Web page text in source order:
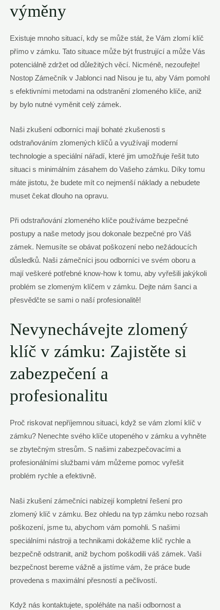
výměny
Existuje mnoho situací, kdy se může stát, že Vám zlomí klíč
přímo v zámku. Tato situace může být frustrující a může Vás
potenciálně zdržet od důležitých věcí. Nicméně, nezoufejte!
Nostop Zámečník v Jablonci nad Nisou je tu, aby Vám pomohl
s efektivními metodami na odstranění zlomeného klíče, aniž
by bylo nutné vyměnit celý zámek.
Naši zkušení odborníci mají bohaté zkušenosti s
odstraňováním zlomených klíčů a využívají moderní
technologie a speciální nářadí, které jim umožňuje řešit tuto
situaci s minimálním zásahem do Vašeho zámku. Díky tomu
máte jistotu, že budete mít co nejmenší náklady a nebudete
muset čekat dlouho na opravu.
Při odstraňování zlomeného klíče používáme bezpečné
postupy a naše metody jsou dokonale bezpečné pro Váš
zámek. Nemusíte se obávat poškození nebo nežádoucích
důsledků. Naši zámečníci jsou odborníci ve svém oboru a
mají veškeré potřebné know-how k tomu, aby vyřešili jakýkoli
problém se zlomeným klíčem v zámku. Dejte nám šanci a
přesvědčte se sami o naší profesionalitě!
Nevynechávejte zlomený
klíč v zámku: Zajistěte si
zabezpečení a
profesionalitu
Proč riskovat nepříjemnou situaci, když se vám zlomí klíč v
zámku? Nenechte svého klíče utopeného v zámku a vyhněte
se zbytečným stresům. S našimi zabezpečovacími a
profesionálními službami vám můžeme pomoc vyřešit
problém rychle a efektivně.
Naši zkušení zámečníci nabízejí kompletní řešení pro
zlomený klíč v zámku. Bez ohledu na typ zámku nebo rozsah
poškození, jsme tu, abychom vám pomohli. S našimi
speciálními nástroji a technikami dokážeme klíč rychle a
bezpečně odstranit, aniž bychom poškodili váš zámek. Vaši
bezpečnost bereme vážně a jistíme vám, že práce bude
provedena s maximální přesností a pečlivostí.
Když nás kontaktujete, spoléháte na naši odbornost a